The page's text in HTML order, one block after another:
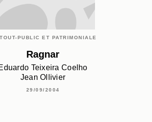
PUBLIC ET PATRIMONIALE
Ragnar
Teixeira Coelho
Jean Ollivier
29/09/2004